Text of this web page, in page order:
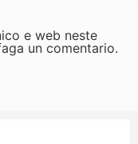
e web neste
un comentario.